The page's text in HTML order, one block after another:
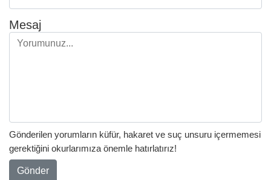
Mesaj
Gönderilen yorumların küfür, hakaret ve suç unsuru içermemesi
gerektiğini okurlarımıza önemle hatırlatırız!
Gönder